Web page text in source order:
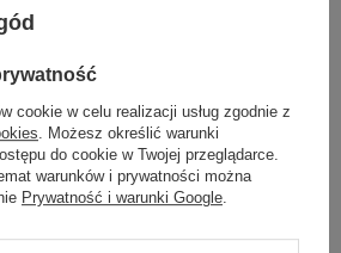
wszystkie kolory (+1)
cookie w celu realizacji usług zgodnie z
. Możesz określić warunki
do cookie w Twojej przeglądarce.
warunków i prywatności można
Prywatność i warunki Google.